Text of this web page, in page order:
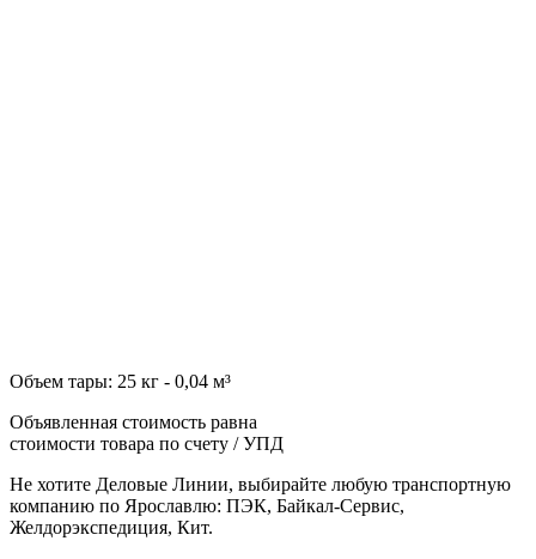
Объем тары: 25 кг - 0,04 м³
Объявленная стоимость равна
стоимости товара по счету / УПД
Не хотите Деловые Линии, выбирайте любую транспортную
компанию по Ярославлю: ПЭК, Байкал-Сервис,
Желдорэкспедиция, Кит.